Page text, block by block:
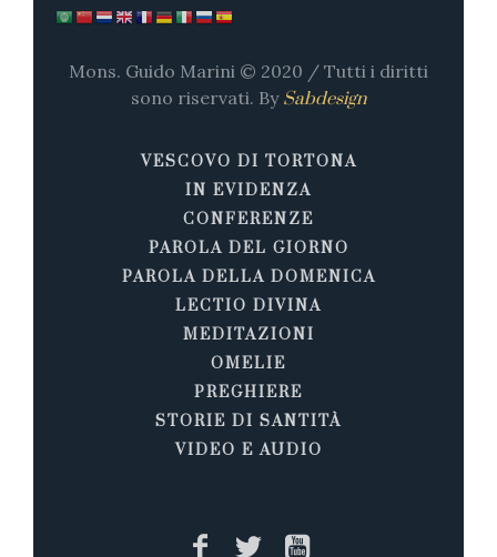
Mons. Guido Marini © 2020 / Tutti i diritti
sono riservati. By Sabdesign
VESCOVO DI TORTONA
IN EVIDENZA
CONFERENZE
PAROLA DEL GIORNO
PAROLA DELLA DOMENICA
LECTIO DIVINA
MEDITAZIONI
OMELIE
PREGHIERE
STORIE DI SANTITÀ
VIDEO E AUDIO